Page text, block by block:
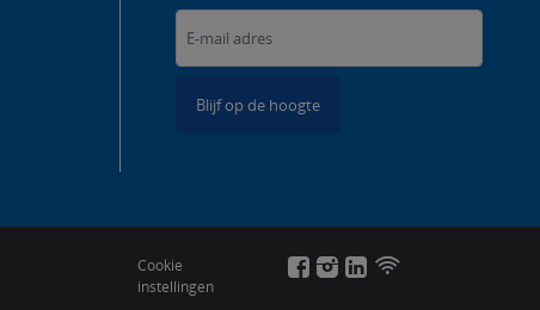
Blijf op de hoogte
Cookie
instellingen